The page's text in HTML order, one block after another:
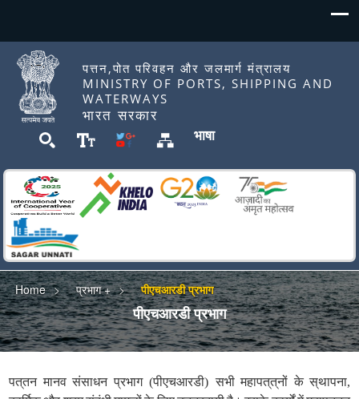
पत्तन,पोत परिवहन और जलमार्ग मंत्रालय
MINISTRY OF PORTS, SHIPPING AND
WATERWAYS
भारत सरकार
भाषा
Home प्रभाग + पीएचआरडी प्रभाग
पीएचआरडी प्रभाग
पत्तन मानव संसाधन प्रभाग(पीएचआरडी)सभी महापत्त्नों के स्थापना,